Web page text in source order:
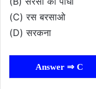
(C) रस बरसाओ
(D) सरकना
Answer ⇒ C